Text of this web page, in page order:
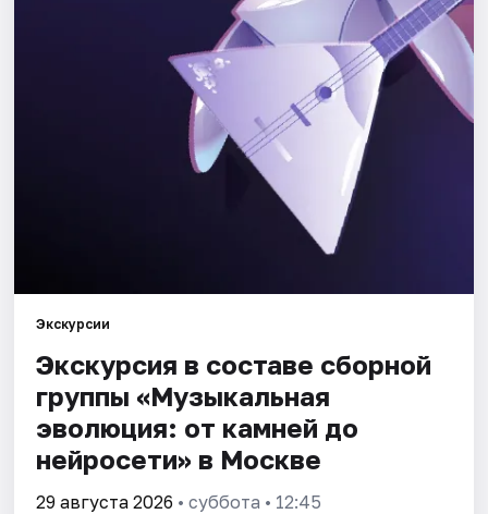
Экскурсии
Экскурсия в составе сборной
группы «Музыкальная
эволюция: от камней до
нейросeти» в Москве
29 августа 2026 • суббота • 12:45